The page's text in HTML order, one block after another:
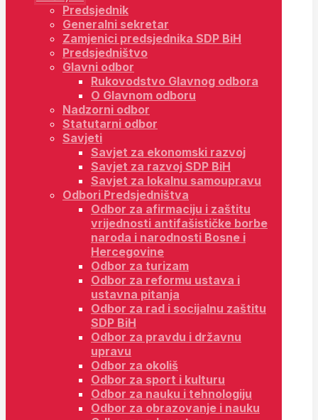
Predsjednik
Generalni sekretar
Zamjenici predsjednika SDP BiH
Predsjedništvo
Glavni odbor
Rukovodstvo Glavnog odbora
O Glavnom odboru
Nadzorni odbor
Statutarni odbor
Savjeti
Savjet za ekonomski razvoj
Savjet za razvoj SDP BiH
Savjet za lokalnu samoupravu
Odbori Predsjedništva
Odbor za afirmaciju i zaštitu
vrijednosti antifašističke borbe
naroda i narodnosti Bosne i
Hercegovine
Odbor za turizam
Odbor za reformu ustava i
ustavna pitanja
Odbor za rad i socijalnu zaštitu
SDP BiH
Odbor za pravdu i državnu
upravu
Odbor za okoliš
Odbor za sport i kulturu
Odbor za nauku i tehnologiju
Odbor za obrazovanje i nauku